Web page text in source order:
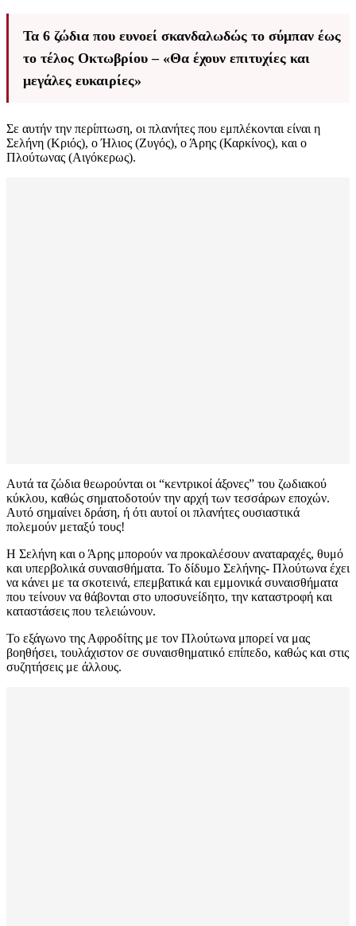
Τα 6 ζώδια που ευνοεί σκανδαλωδώς το σύμπαν έως
το τέλος Οκτωβρίου – «Θα έχουν επιτυχίες και
μεγάλες ευκαιρίες»
Σε αυτήν την περίπτωση, οι πλανήτες που εμπλέκονται είναι η
Σελήνη (Κριός), ο Ήλιος (Ζυγός), ο Άρης (Καρκίνος), και ο
Πλούτωνας (Αιγόκερως).
Αυτά τα ζώδια θεωρούνται οι “κεντρικοί άξονες” του ζωδιακού
κύκλου, καθώς σηματοδοτούν την αρχή των τεσσάρων εποχών.
Αυτό σημαίνει δράση, ή ότι αυτοί οι πλανήτες ουσιαστικά
πολεμούν μεταξύ τους!
Η Σελήνη και ο Άρης μπορούν να προκαλέσουν αναταραχές, θυμό
και υπερβολικά συναισθήματα. Το δίδυμο Σελήνης- Πλούτωνα έχει
να κάνει με τα σκοτεινά, επεμβατικά και εμμονικά συναισθήματα
που τείνουν να θάβονται στο υποσυνείδητο, την καταστροφή και
καταστάσεις που τελειώνουν.
Το εξάγωνο της Αφροδίτης με τον Πλούτωνα μπορεί να μας
βοηθήσει, τουλάχιστον σε συναισθηματικό επίπεδο, καθώς και στις
συζητήσεις με άλλους.